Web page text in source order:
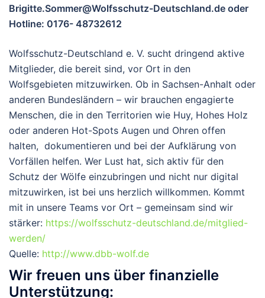
Brigitte.Sommer@Wolfsschutz-Deutschland.de oder
Hotline: 0176- 48732612
Wolfsschutz-Deutschland e. V. sucht dringend aktive
Mitglieder, die bereit sind, vor Ort in den
Wolfsgebieten mitzuwirken. Ob in Sachsen-Anhalt oder
anderen Bundesländern – wir brauchen engagierte
Menschen, die in den Territorien wie Huy, Hohes Holz
oder anderen Hot-Spots Augen und Ohren offen
halten, dokumentieren und bei der Aufklärung von
Vorfällen helfen. Wer Lust hat, sich aktiv für den
Schutz der Wölfe einzubringen und nicht nur digital
mitzuwirken, ist bei uns herzlich willkommen. Kommt
mit in unsere Teams vor Ort – gemeinsam sind wir
stärker: https://wolfsschutz-deutschland.de/mitglied-
werden/
Quelle: http://www.dbb-wolf.de
Wir freuen uns über finanzielle
Unterstützung: